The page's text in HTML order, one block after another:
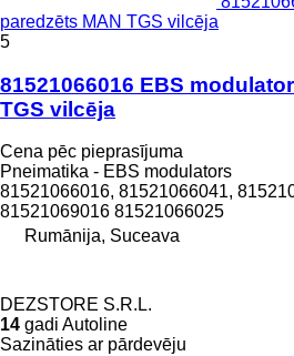
paredzēts MAN TGS vilcēja
5
81521066016 EBS
TGS vilcēja
Cena pēc pieprasījuma
Pneimatika - EBS modulators
81521066016, 81521066041,
81521069016 81521066025
Rumānija, Suceava
DEZSTORE S.R.L.
14 gadi Autoline
Sazināties ar pārdevēju